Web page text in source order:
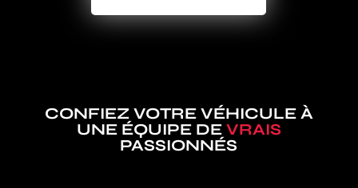
CONFIEZ VOTRE VÉHICULE À
UNE ÉQUIPE DE VRAIS
PASSIONNÉS